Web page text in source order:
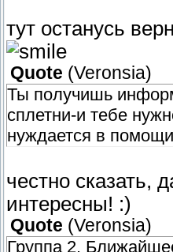
и т.п.
тут останусь
Quote (Veronsia)
Ты получишь
сплетни-и тебе
нуждается в
честно сказать,
интересны! :)
Quote (Veronsia)
Группа 2.